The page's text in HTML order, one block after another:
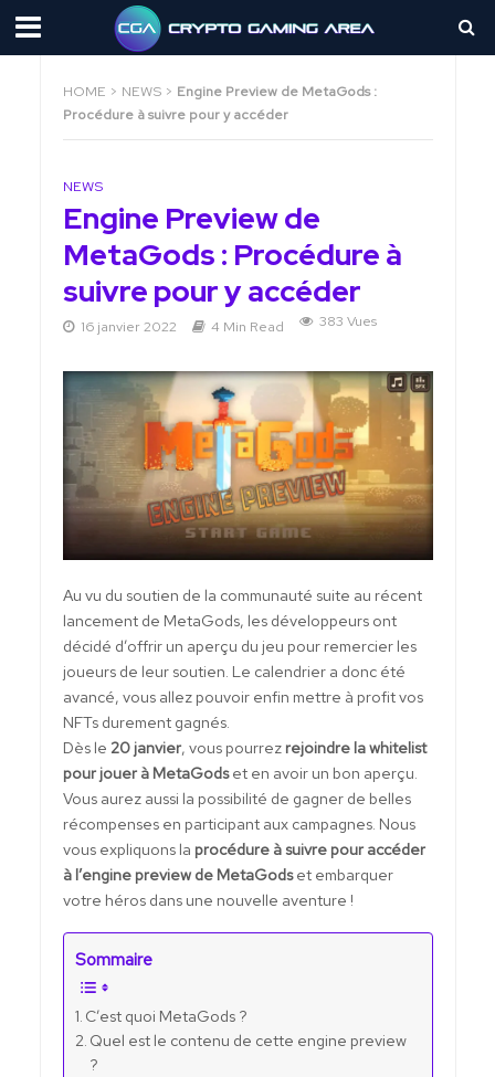
HOME > NEWS> Engine Preview de MetaGods :
Procédure à suivre pour y accéder
NEWS
Engine Preview de
MetaGods : Procédure à
suivre pour y accéder
16 janvier 2022 4 Min Read 383 Vues
Au vu du soutien de la communauté suite au récent
lancement de MetaGods, les développeurs ont
décidé d’offrir un aperçu du jeu pour remercier les
joueurs de leur soutien. Le calendrier a donc été
avancé, vous allez pouvoir enfin mettre à profit vos
NFTs durement gagnés.
Dès le 20 janvier, vous pourrez rejoindre la whitelist
pour jouer à MetaGodset en avoir un bon aperçu.
Vous aurez aussi la possibilité de gagner de belles
récompenses en participant aux campagnes. Nous
vous expliquons la procédure à suivre pour accéder
à l’engine preview de MetaGodset embarquer
votre héros dans une nouvelle aventure !
Sommaire
C’est quoi MetaGods ?
Quel est le contenu de cette engine preview
?